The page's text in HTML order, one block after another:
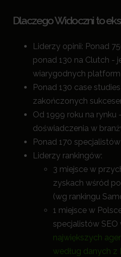
Dlaczego Widoczni to
Liderzy opinii: Ponad
ponad 130 na Clutch -
wiarygodnych
Ponad 130 case
zakończonych
Od 1999 roku na rynku
doświadczenia w
Ponad 170
Liderzy rankingów:
3 miejsce w
zyskach wśród
(wg rankingu
1 miejsce w
specjalistów SEO
największych
według danych z